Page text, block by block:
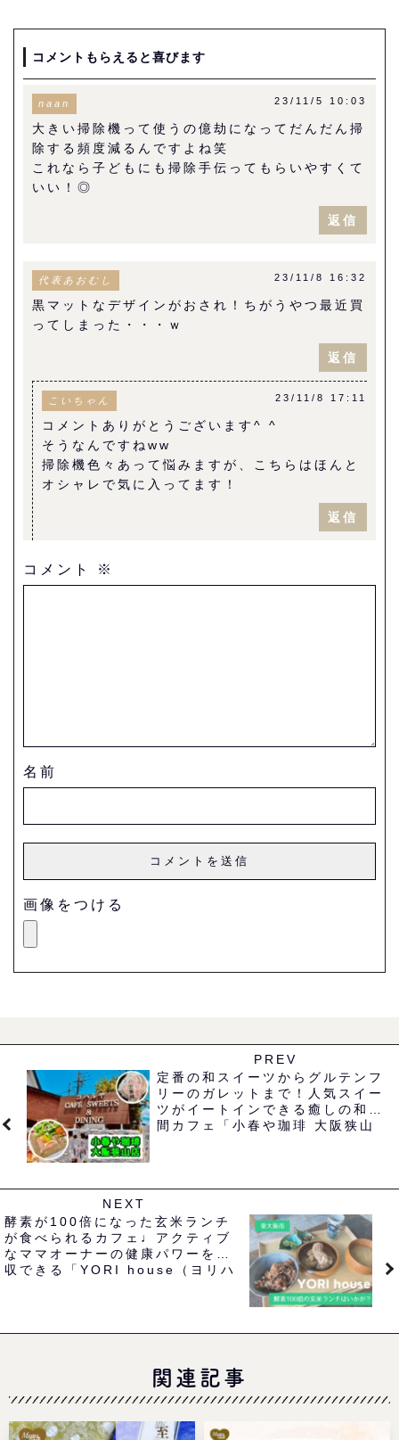
コメントもらえると喜びます
naan 23/11/5 10:03
大きい掃除機って使うの億劫になってだんだん掃
除する頻度減るんですよね笑
これなら子どもにも掃除手伝ってもらいやすくて
いい！◎
返信
代表あおむし 23/11/8 16:32
黒マットなデザインがおされ！ちがうやつ最近買
ってしまった・・・ｗ
返信
こいちゃん 23/11/8 17:11
コメントありがとうございます^ ^
そうなんですねww
掃除機色々あって悩みますが、こちらはほんと
オシャレで気に入ってます！
返信
コメント ※
名前
画像をつける
NEXT
酵素が100倍になった玄米ランチ
が食べられるカフェ♩アクティブ
なママオーナーの健康パワーを吸
収できる「YORI house（ヨリハ
PREV
定番の和スイーツからグルテンフ
リーのガレットまで！人気スイー
ツがイートインできる癒しの和空
間カフェ「小春や珈琲 大阪狭山
関連記事